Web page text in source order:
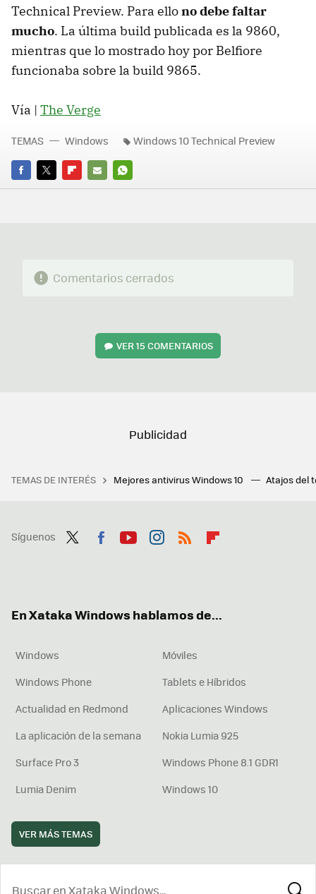
Technical Preview. Para ellono debe faltar
mucho. La última build publicada es la 9860,
mientras que lo mostrado hoy por Belfiore
funcionaba sobre la build 9865.
Vía | The Verge
FACEBOOK
TWITTERFLIPBOARD
E-
WHATSAPP
TEMAS Windows Windows 10 Technical Preview
Comentarios cerrados
VER15 COMENTARIOS
TEMAS DE INTERÉS Mejores antivirus Windows 10 Atajos del
Síguenos
En Xataka Windows hablamos de...
Windows
Móviles
Windows Phone
Tablets e Híbridos
Actualidad en Redmond
Aplicaciones Windows
La aplicación de la semana
Nokia Lumia 925
Surface Pro 3
Windows Phone 8.1 GDR1
Lumia Denim
Windows 10
VER MÁS TEMAS